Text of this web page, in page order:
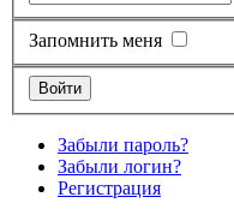
Запомнить меня
Забыли пароль?
Забыли логин?
Регистрация